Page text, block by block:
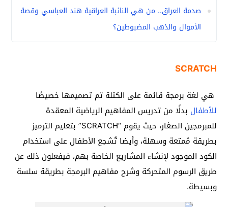
صدمة العراق.. من هي النائبة العراقية هند العباسي وقصة
الأموال والذهب المضبوطين؟
SCRATCH
هي لغة برمجة قائمة على الكتلة تم تصميمها خصيصًا
للأطفال بدلًا من تدريس المفاهيم الرياضية المعقدة
للمبرمجين الصغار، حيث يقوم “SCRATCH” بتعليم الترميز
بطريقة مُمتعة وسهلة، وأيضا تُشجع الأطفال على استخدام
الكود الموجود لإنشاء المشاريع الخاصة بهم، فيفعلون ذلك عن
طريق الرسوم المتحركة وشرح مفاهيم البرمجة بطريقة سلسة
وبسيطة.